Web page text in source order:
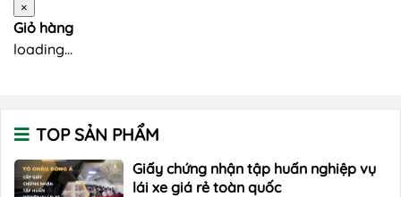
×
Giỏ hàng
loading...
TOP SẢN PHẨM
Giấy chứng nhận tập huấn nghiệp vụ
lái xe giá rẻ toàn quốc